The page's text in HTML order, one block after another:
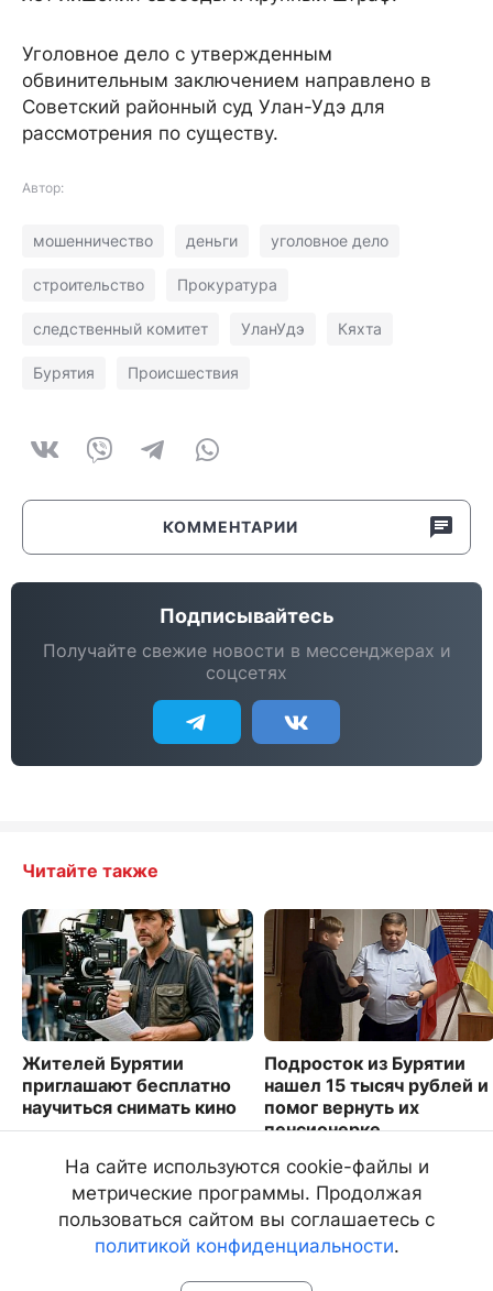
Уголовное дело с утвержденным
обвинительным заключением направлено в
Советский районный суд Улан-Удэ для
рассмотрения по существу.
Автор:
мошенничество деньги уголовное дело
строительство Прокуратура
следственный комитет УланУдэ Кяхта
Бурятия Происшествия
КОММЕНТАРИИ
Подписывайтесь
Получайте свежие новости в мессенджерах и
соцсетях
Читайте также
Жителей Бурятии
приглашают бесплатно
научиться снимать кино
Подросток из Бурятии
нашел 15 тысяч рублей и
помог вернуть их
пенсионерке
3949
На сайте используются cookie-файлы и
метрические программы. Продолжая
пользоваться сайтом вы соглашаетесь с
политикой конфиденциальности.